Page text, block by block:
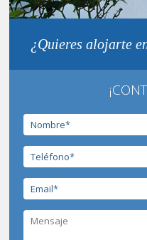
¿Quieres alojarte